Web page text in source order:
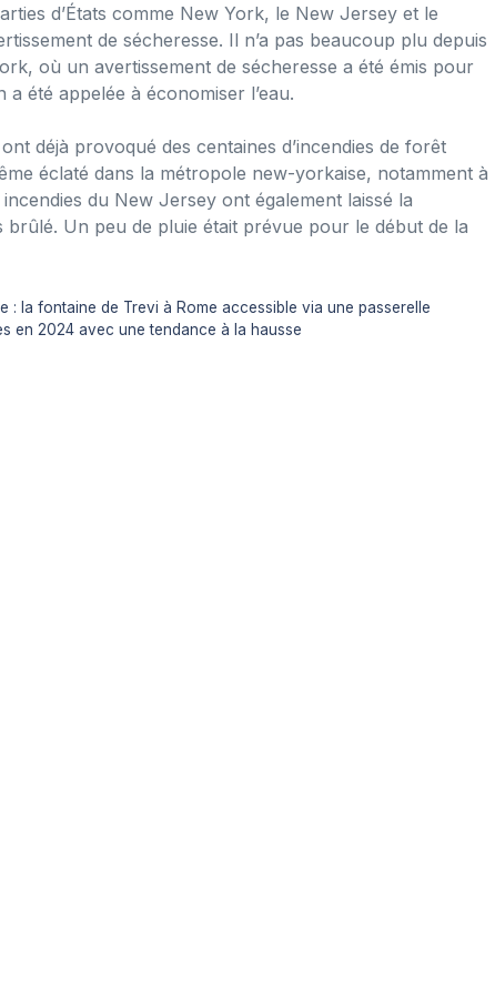
d’États comme New York, le New Jersey et le
de sécheresse. Il n’a pas beaucoup plu depuis
où un avertissement de sécheresse a été émis pour
été appelée à économiser l’eau.
déjà provoqué des centaines d’incendies de forêt
éclaté dans la métropole new-yorkaise, notamment à
du New Jersey ont également laissé la
Un peu de pluie était prévue pour le début de la
: la fontaine de Trevi à Rome accessible via une passerelle
en 2024 avec une tendance à la hausse